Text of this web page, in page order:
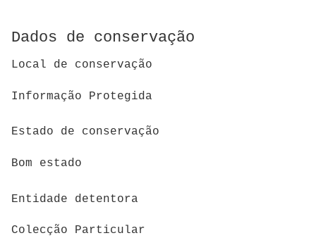
Dados de conservação
Local de conservação
Informação Protegida
Estado de conservação
Bom estado
Entidade detentora
Colecção Particular